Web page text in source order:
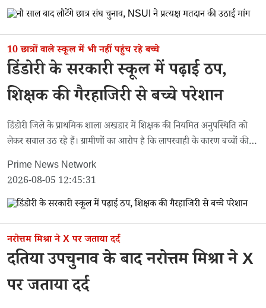
10 छात्रों वाले स्कूल में भी नहीं पहुंच रहे बच्चे
डिंडोरी के सरकारी स्कूल में पढ़ाई ठप,
शिक्षक की गैरहाजिरी से बच्चे परेशान
डिंडोरी जिले के प्राथमिक शाला अखडार में शिक्षक की नियमित अनुपस्थिति को
लेकर सवाल उठ रहे हैं। ग्रामीणों का आरोप है कि लापरवाही के कारण बच्चों की
पढ़ाई प्रभावित हो रही है।
Prime News Network
2026-08-05 12:45:31
नरोत्तम मिश्रा ने X पर जताया दर्द
दतिया उपचुनाव के बाद नरोत्तम मिश्रा ने X
पर जताया दर्द